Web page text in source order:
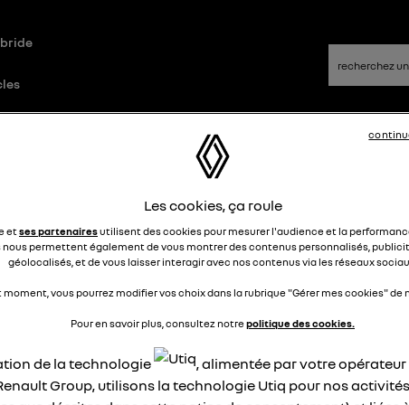
de recul
Rico
il possible d'ajouter une caméra de recul sur l'easy link de mon
2 qui n'en est pas équipé d'origine?
Les cookies, ça roule
etses partenairesutilisent des cookies pour mesurer l'audience et la
nous permettent également de vous montrer des contenus personnalisés,
géolocalisés, et de vous laisser interagir avec nos contenus via les réseaux
moment, vous pourrez modifier vos choix dans la rubrique "Gérer mes cookies" de
Pour en savoir plus, consultez notrepolitique des cookies.
de la technologie
, alimentée par votre
Group, utilisons la technologie Utiq pour nos